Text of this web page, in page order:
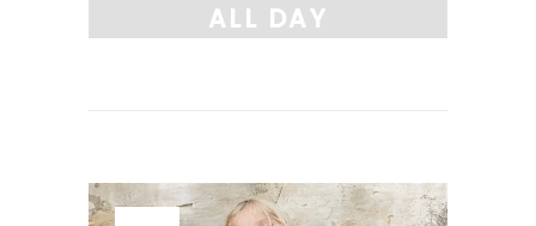
ALL DAY